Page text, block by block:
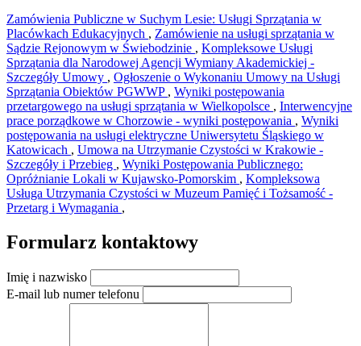
Zamówienia Publiczne w Suchym Lesie: Usługi Sprzątania w
Placówkach Edukacyjnych , Zamówienie na usługi sprzątania w
Sądzie Rejonowym w Świebodzinie , Kompleksowe Usługi
Sprzątania dla Narodowej Agencji Wymiany Akademickiej -
Szczegóły Umowy , Ogłoszenie o Wykonaniu Umowy na Usługi
Sprzątania Obiektów PGWWP , Wyniki postępowania
przetargowego na usługi sprzątania w Wielkopolsce , Interwencyjne
prace porządkowe w Chorzowie - wyniki postępowania , Wyniki
postępowania na usługi elektryczne Uniwersytetu Śląskiego w
Katowicach , Umowa na Utrzymanie Czystości w Krakowie -
Szczegóły i Przebieg , Wyniki Postępowania Publicznego:
Opróżnianie Lokali w Kujawsko-Pomorskim , Kompleksowa
Usługa Utrzymania Czystości w Muzeum Pamięć i Tożsamość -
Przetarg i Wymagania ,
Formularz kontaktowy
Imię i nazwisko
E-mail lub numer telefonu